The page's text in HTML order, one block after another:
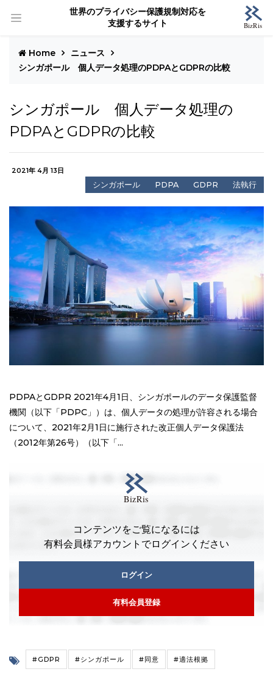
世界のプライバシー保護規制対応を
支援するサイト
Home
ニュース
シンガポール 個人データ処理のPDPAとGDPRの比較
シンガポール 個人データ処理の
PDPAとGDPRの比較
2021年 4月 13日
シンガポール PDPA GDPR 法執行
PDPAとGDPR 2021年4月1日、シンガポールのデータ保護監督
機関（以下「PDPC」）は、個人データの処理が許容される場合
について、2021年2月1日に施行された改正個人データ保護法
（2012年第26号）（以下「...
コンテンツをご覧になるには
有料会員様アカウントでログインください
ログイン
有料会員登録
#GDPR #シンガポール #同意 #適法根拠